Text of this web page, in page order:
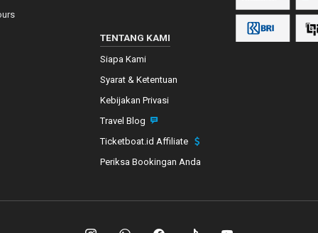
TENTANG KAMI
Siapa Kami
Syarat & Ketentuan
Kebijakan Privasi
Travel Blog
Ticketboat.id Affiliate
Periksa Bookingan Anda